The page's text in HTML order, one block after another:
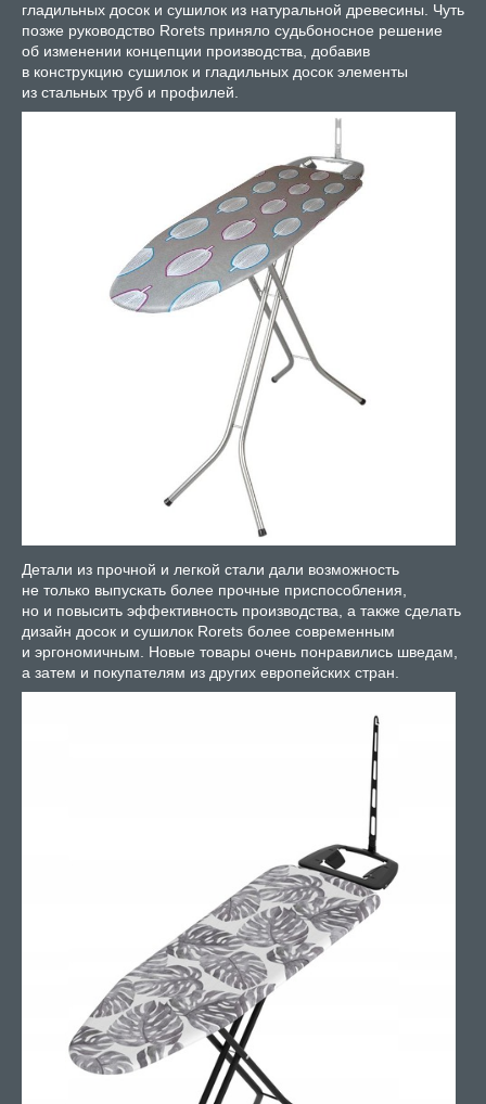
гладильных досок и сушилок из натуральной древесины. Чуть
позже руководство Rorets приняло судьбоносное решение
об изменении концепции производства, добавив
в конструкцию сушилок и гладильных досок элементы
из стальных труб и профилей.
Детали из прочной и легкой стали дали возможность
не только выпускать более прочные приспособления,
но и повысить эффективность производства, а также сделать
дизайн досок и сушилок Rorets более современным
и эргономичным. Новые товары очень понравились шведам,
а затем и покупателям из других европейских стран.